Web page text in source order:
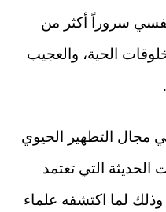
سروراً أكثر من
الحية، والعجيب
مجال التطهير الحيوي
الحديثة التي تعتمد
وذلك لما اكتشفه علماء